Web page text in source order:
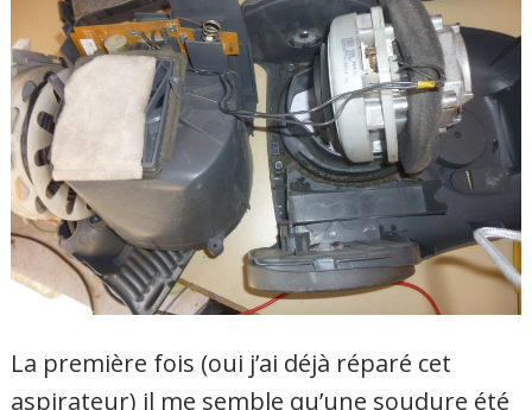
La première fois (oui j’ai déjà réparé cet
aspirateur) il me semble qu’une soudure été